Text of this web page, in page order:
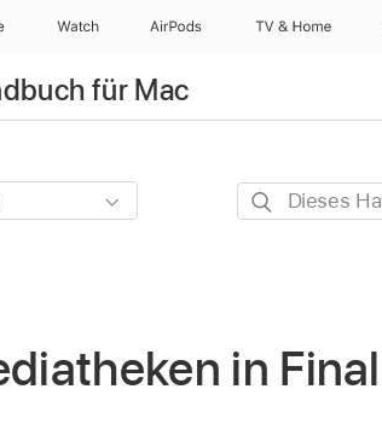
Watch AirPods TV & Home
für Mac
Dieses
in